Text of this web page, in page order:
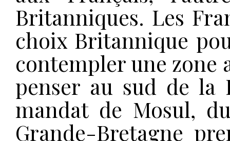
Britanniques. Les
choix Britannique
contempler une zone
penser au sud de la
mandat de Mosul,
Grande-Bretagne